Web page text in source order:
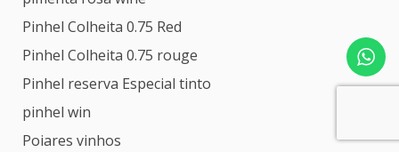
Pinhel Colheita 0.75 Red
Pinhel Colheita 0.75 rouge
Pinhel reserva Especial tinto
pinhel win
Poiares vinhos